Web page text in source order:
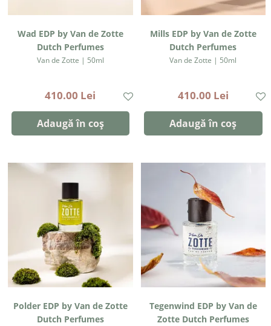
Wad EDP by Van de Zotte
Dutch Perfumes
Van de Zotte | 50ml
410.00 Lei
Adaugă în coș
Mills EDP by Van de Zotte
Dutch Perfumes
Van de Zotte | 50ml
410.00 Lei
Adaugă în coș
Polder EDP by Van de Zotte
Dutch Perfumes
Tegenwind EDP by Van de
Zotte Dutch Perfumes